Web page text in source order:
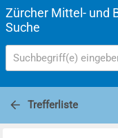
Zürcher Mittel- und
Suche
Suchbegriff(e)
Trefferliste